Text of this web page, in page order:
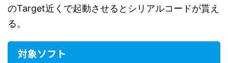
のTarget近くで起動させるとシリアルコードが貰え
る。
対象ソフト